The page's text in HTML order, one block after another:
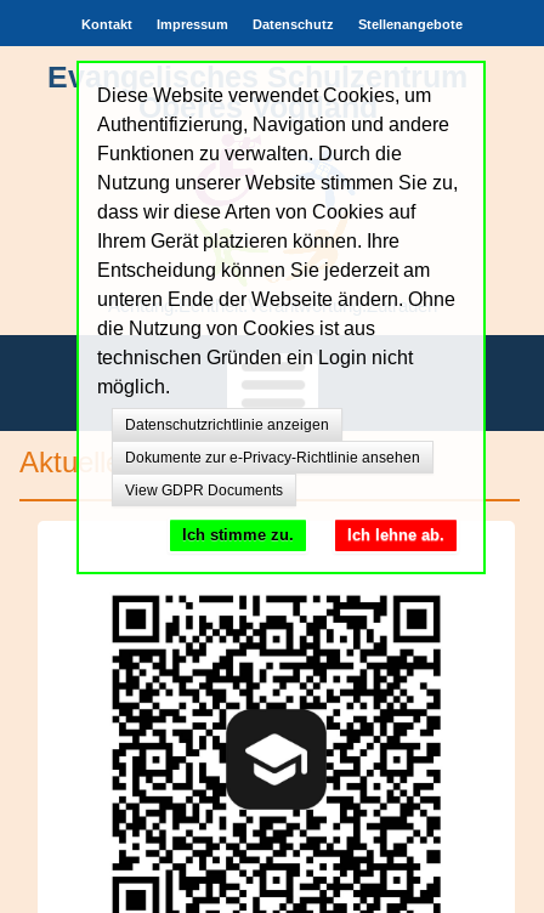
Evangelisches Schulzentrum
Oberes Vogtland
Achtung.Echtheit.Verantwortung.Zutrauen
Kontakt Impressum Datenschutz Stellenangebote
Unsere Schule
Bildungsangebote
Schulgemeinschaft
Schulorganisation
Aktuelles
Diese Website verwendet Cookies, um
Authentifizierung, Navigation und andere
Funktionen zu verwalten. Durch die
Nutzung unserer Website stimmen Sie zu,
dass wir diese Arten von Cookies auf
Ihrem Gerät platzieren können. Ihre
Entscheidung können Sie jederzeit am
unteren Ende der Webseite ändern. Ohne
die Nutzung von Cookies ist aus
technischen Gründen ein Login nicht
möglich.
Datenschutzrichtlinie anzeigen
Dokumente zur e-Privacy-Richtlinie ansehen
View GDPR Documents
Ich lehne ab.
Ich stimme zu.